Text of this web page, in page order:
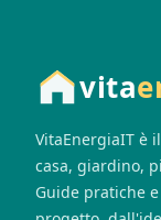
vita
VitaEnergiaIT è
casa, giardino,
Guide pratiche